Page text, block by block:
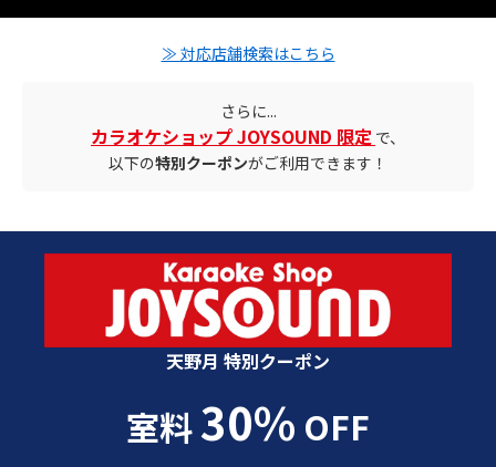
対応店舗とクーポン情報
≫ 対応店舗検索はこちら
さらに...
カラオケショップ JOYSOUND 限定 で、
以下の特別クーポンがご利用できます！
カラオケショップ JOYSOUND 特別クーポン
天野月 特別クーポン
室料30% OFF